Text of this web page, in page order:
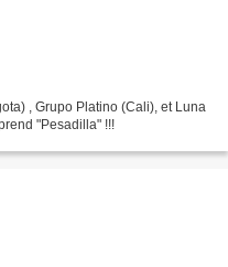
, Grupo Platino (Cali), et Luna
"Pesadilla" !!!